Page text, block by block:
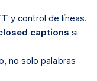
y control de líneas.
captions si
no solo palabras